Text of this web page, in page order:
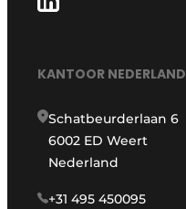
KANTOOR NEDERLAND
Schatbeurderlaan 6
6002 ED Weert
Nederland
+31 495 450095